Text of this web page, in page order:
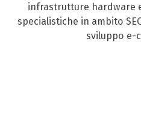
infrastrutture hardware
specialistiche in ambito
sviluppo e-